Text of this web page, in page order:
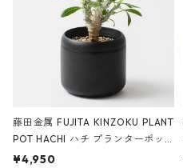
藤田金属 FUJITA KINZOKU PLANT
POT HACHI ハチ プランターポッ
ト 3号 ブラック
¥4,950